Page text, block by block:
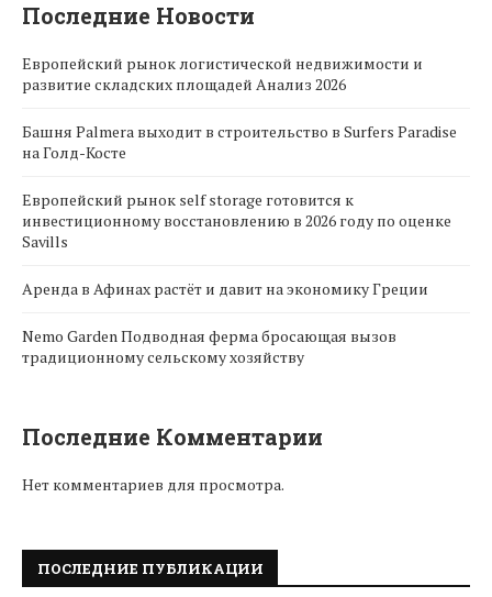
Последние Новости
Европейский рынок логистической недвижимости и
развитие складских площадей Анализ 2026
Башня Palmera выходит в строительство в Surfers Paradise
на Голд-Косте
Европейский рынок self storage готовится к
инвестиционному восстановлению в 2026 году по оценке
Savills
Аренда в Афинах растёт и давит на экономику Греции
Nemo Garden Подводная ферма бросающая вызов
традиционному сельскому хозяйству
Последние Комментарии
Нет комментариев для просмотра.
ПОСЛЕДНИЕ ПУБЛИКАЦИИ